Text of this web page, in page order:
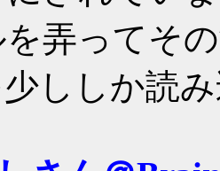
弄ってそ
ししか読